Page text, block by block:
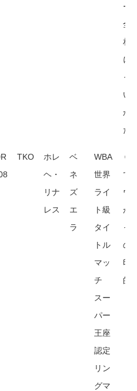
ー
全
相
に
っ
い
か
た
TKO
ホレ
ヘ・
リナ
レス
ベ
ネ
ズ
エ
ラ
WBA
世界
ライ
ト級
タイ
トル
マッ
チ
スー
パー
王座
認定
リン
グマ
６R
で
ウ
が
っ
の
印
的